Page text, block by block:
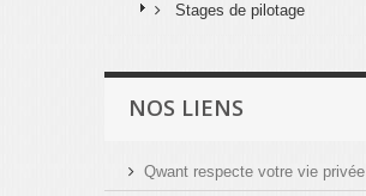
Stages de pilotage
NOS LIENS
Qwant respecte votre vie privée